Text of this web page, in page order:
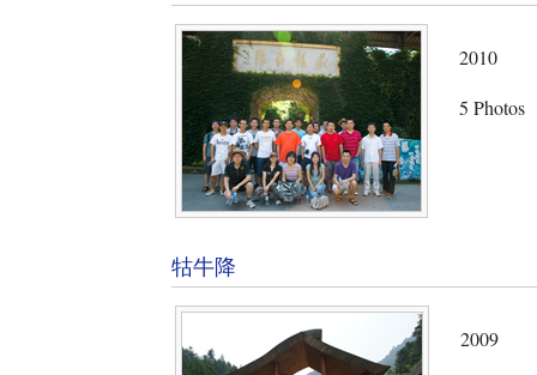
2010
5 Photos
牯牛降
2009